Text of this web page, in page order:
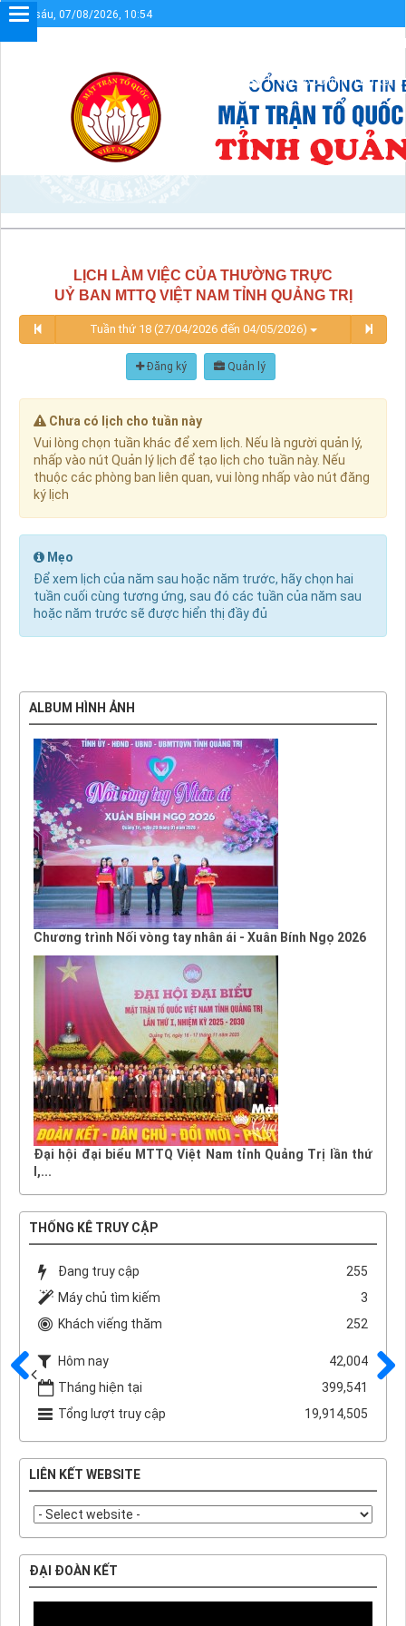
Thứ sáu, 07/08/2026, 10:54
Chào mừng bạn đến với Cổng thông tin điện tử UBMTTQVN tỉnh
Sơ đồ cổng Liên kết
LỊCH LÀM VIỆC CỦA THƯỜNG TRỰC
UỶ BAN MTTQ VIỆT NAM TỈNH QUẢNG TRỊ
Tuần thứ 18 (27/04/2026 đến 04/05/2026)
Đăng ký Quản lý
Chưa có lịch cho tuần này
Vui lòng chọn tuần khác để xem lịch. Nếu là người quản lý,
nhấp vào nút Quản lý lịch để tạo lịch cho tuần này. Nếu
thuộc các phòng ban liên quan, vui lòng nhấp vào nút đăng
ký lịch
Mẹo
Để xem lịch của năm sau hoặc năm trước, hãy chọn hai
tuần cuối cùng tương ứng, sau đó các tuần của năm sau
hoặc năm trước sẽ được hiển thị đầy đủ
ALBUM HÌNH ẢNH
Chương trình Nối vòng tay nhân ái - Xuân Bính Ngọ 2026
Đại hội đại biểu MTTQ Việt Nam tỉnh Quảng Trị lần thứ
I,...
THỐNG KÊ TRUY CẬP
Đang truy cập
255
Máy chủ tìm kiếm
3
Khách viếng thăm
252
Hôm nay
42,004
Tháng hiện tại
399,541
Tổng lượt truy cập
19,914,505
LIÊN KẾT WEBSITE
ĐẠI ĐOÀN KẾT
Sau
Trước